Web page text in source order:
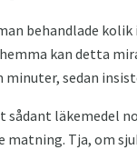
behandlade
kan detta
sedan
sådant läkemedel
matning. Tja, om